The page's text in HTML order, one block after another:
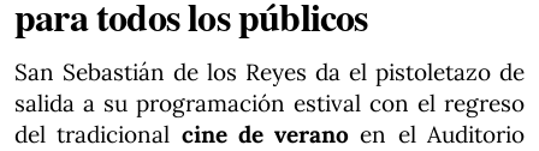
para todos los públicos
San Sebastián de los Reyes da el pistoletazo de
salida a su programación estival con el regreso
del tradicional cine de veranoen el Auditorio